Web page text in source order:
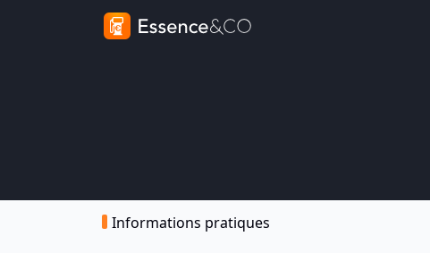
Informations pratiques